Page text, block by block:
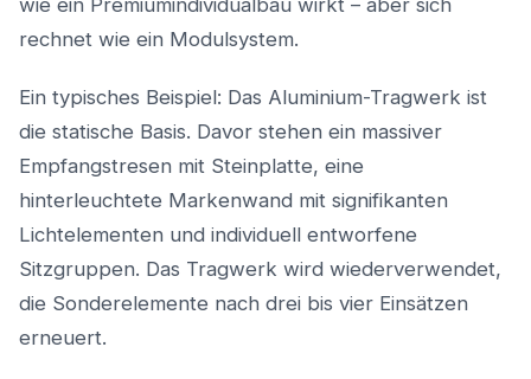
rechnet wie ein Modulsystem.
Ein typisches Beispiel: Das Aluminium-Tragwerk ist
die statische Basis. Davor stehen ein massiver
Empfangstresen mit Steinplatte, eine
hinterleuchtete Markenwand mit signifikanten
Lichtelementen und individuell entworfene
Sitzgruppen. Das Tragwerk wird wiederverwendet,
die Sonderelemente nach drei bis vier Einsätzen
erneuert.